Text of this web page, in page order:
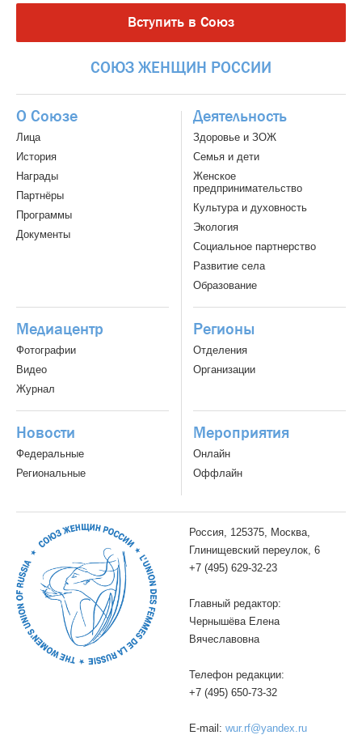
Вступить в Союз
СОЮЗ ЖЕНЩИН РОССИИ
О Союзе
Лица
История
Награды
Партнёры
Программы
Документы
Деятельность
Здоровье и ЗОЖ
Семья и дети
Женское
предпринимательство
Культура и духовность
Экология
Социальное партнерство
Развитие села
Образование
Медиацентр
Фотографии
Видео
Журнал
Регионы
Отделения
Организации
Новости
Федеральные
Региональные
Мероприятия
Онлайн
Оффлайн
Россия, 125375, Москва,
Глинищевский переулок, 6
+7 (495) 629-32-23
Главный редактор:
Чернышёва Елена
Вячеславовна
Телефон редакции:
+7 (495) 650-73-32
E-mail: wur.rf@yandex.ru